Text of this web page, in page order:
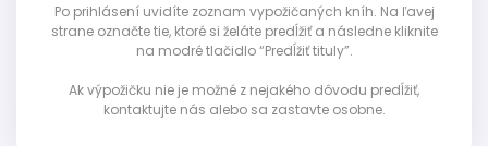
Po prihlásení uvidíte zoznam vypožičaných kníh. Na ľavej
strane označte tie, ktoré si želáte predĺžiť a následne kliknite
na modré tlačidlo “Predĺžiť tituly”.
Ak výpožičku nie je možné z nejakého dôvodu predĺžiť,
kontaktujte nás alebo sa zastavte osobne.